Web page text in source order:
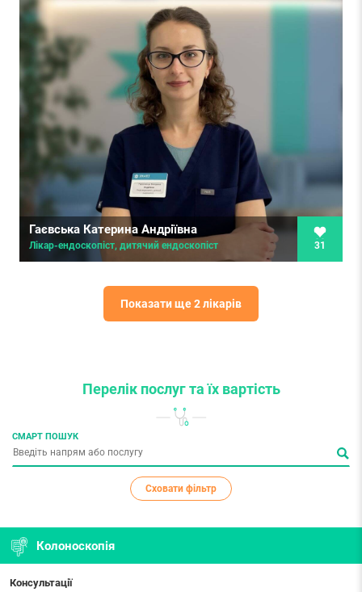
31
Гаєвська Катерина Андріївна
Лікар-ендоскопіст, дитячий ендоскопіст
Показати ще 2 лікарів
Перелік послугта їх вартість
СМАРТ ПОШУК
Сховати фільтр
Колоноскопія
Консультації